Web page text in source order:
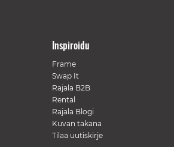
Inspiroidu
Frame
Swap It
Rajala B2B
Rental
Rajala Blogi
Kuvan takana
Tilaa uutiskirje